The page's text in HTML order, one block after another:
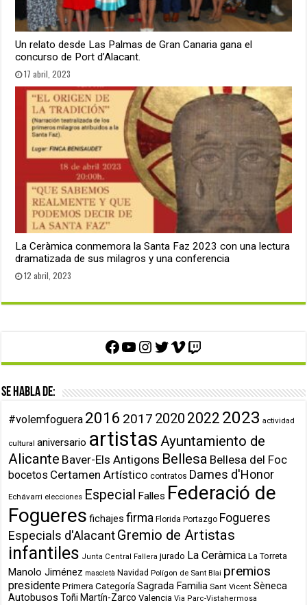
Un relato desde Las Palmas de Gran Canaria gana el
concurso de Port d’Alacant.
17 abril, 2023
La Ceràmica conmemora la Santa Faz 2023 con una lectura
dramatizada de sus milagros y una conferencia
12 abril, 2023
Facebook
YouTube
Instagram
Twitter
Vimeo
Twitch
Se habla de:
#volemfoguera 2016 2017 2020 2022 2023 actividad
cultural aniversario artistas Ayuntamiento de
Alicante Baver-Els Antigons Bellesa Bellesa del Foc
bocetos Certamen Artístico contratos Dames d'Honor
Echávarri elecciones Especial Falles Federació de
Fogueres fichajes firma Florida Portazgo Fogueres
Especials d'AlacantGremio de Artistas
infantiles Junta Central Fallera jurado La Ceràmica La Torreta
Manolo Jiménez mascletà Navidad Polígon de Sant Blai premios
presidente Primera Categoría Sagrada Familia Sant Vicent Sèneca
Autobusos Toñi Martín-Zarco Valencia Via Parc-Vistahermosa